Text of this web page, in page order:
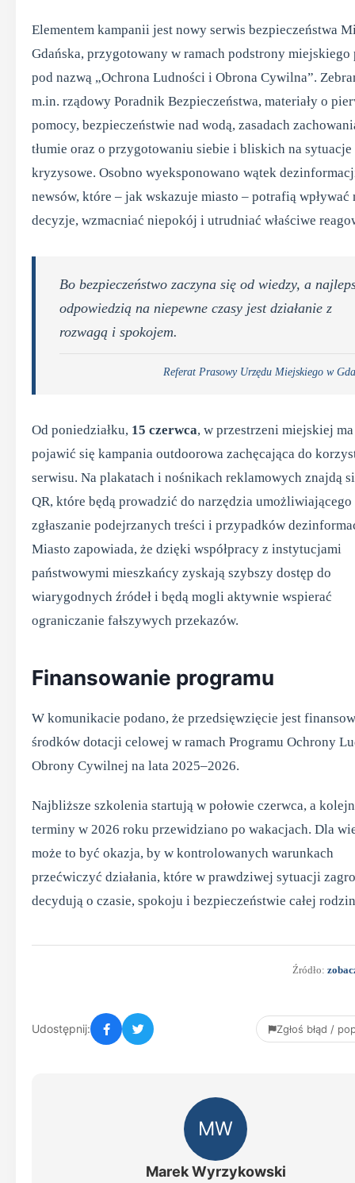
Elementem kampanii jest nowy serwis bezpieczeństwa
Gdańska, przygotowany w ramach podstrony miejskiego
pod nazwą „Ochrona Ludności i Obrona Cywilna”.
m.in. rządowy Poradnik Bezpieczeństwa, materiały o
pomocy, bezpieczeństwie nad wodą, zasadach
tłumie oraz o przygotowaniu siebie i bliskich na sytuacje
kryzysowe. Osobno wyeksponowano wątek
newsów, które – jak wskazuje miasto – potrafią wpływać
decyzje, wzmacniać niepokój i utrudniać właściwe
Bo bezpieczeństwo zaczyna się od wiedzy, a
odpowiedzią na niepewne czasy jest działanie z
rozwagą i spokojem.
Referat Prasowy Urzędu Miejskiego w
Od poniedziałku, 15 czerwca, w przestrzeni miejskiej ma
pojawić się kampania outdoorowa zachęcająca do
serwisu. Na plakatach i nośnikach reklamowych znajdą
QR, które będą prowadzić do narzędzia umożliwiającego
zgłaszanie podejrzanych treści i przypadków
Miasto zapowiada, że dzięki współpracy z instytucjami
państwowymi mieszkańcy zyskają szybszy dostęp do
wiarygodnych źródeł i będą mogli aktywnie wspierać
ograniczanie fałszywych przekazów.
Finansowanie programu
W komunikacie podano, że przedsięwzięcie jest
środków dotacji celowej w ramach Programu Ochrony
Obrony Cywilnej na lata 2025–2026.
Najbliższe szkolenia startują w połowie czerwca, a
terminy w 2026 roku przewidziano po wakacjach. Dla
może to być okazja, by w kontrolowanych warunkach
przećwiczyć działania, które w prawdziwej sytuacji
decydują o czasie, spokoju i bezpieczeństwie całej
Źródło:
Udostępnij: Zgłoś błąd /
MW
Marek Wyrzykowski